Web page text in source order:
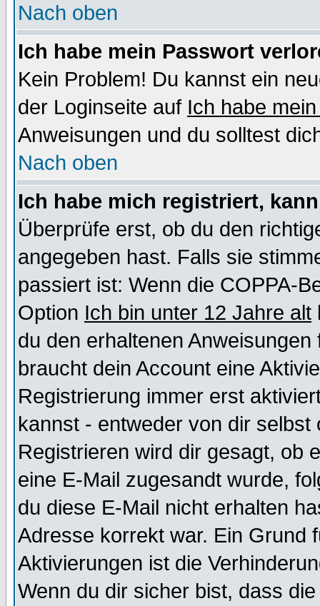
Nach oben
Ich habe mein Passwort
Kein Problem! Du kannst ein
der Loginseite auf Ich habe
Anweisungen und du solltest
Nach oben
Ich habe mich registriert,
Überprüfe erst, ob du den
angegeben hast. Falls sie
passiert ist: Wenn die COPPA-
Option Ich bin unter 12 Jahre alt
du den erhaltenen
braucht dein Account eine
Registrierung immer erst
kannst - entweder von dir selbst
Registrieren wird dir gesagt, ob
eine E-Mail zugesandt wurde,
du diese E-Mail nicht erhalten
Adresse korrekt war. Ein Grund
Aktivierungen ist die
Wenn du dir sicher bist, dass